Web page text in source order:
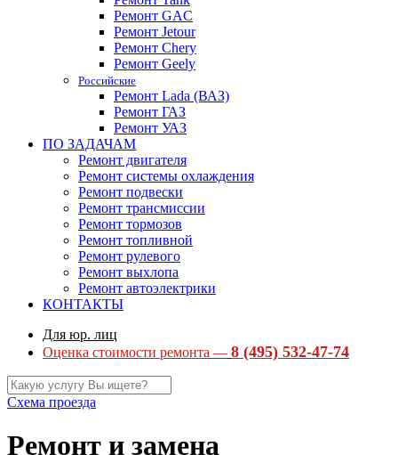
Ремонт GAC
Ремонт Jetour
Ремонт Chery
Ремонт Geely
Российские
Ремонт Lada (ВАЗ)
Ремонт ГАЗ
Ремонт УАЗ
ПО ЗАДАЧАМ
Ремонт двигателя
Ремонт системы охлаждения
Ремонт подвески
Ремонт трансмиссии
Ремонт тормозов
Ремонт топливной
Ремонт рулевого
Ремонт выхлопа
Ремонт автоэлектрики
КОНТАКТЫ
Для юр. лиц
Оценка стоимости ремонта — 8 (495) 532-47-74
Схема проезда
Ремонт и замена